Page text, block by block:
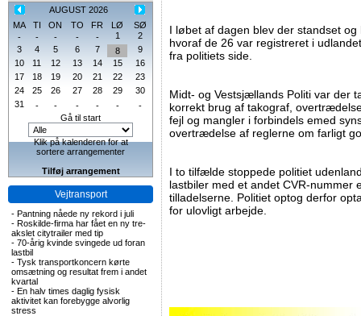
AUGUST 2026
MA
TI ON TO FR LØ
SØ
-
- - - - 1
2
3
4 5 6 7 8
9
10
11 12 13 14 15
16
17
18 19 20 21 22
23
24
25 26 27 28 29
30
31
- - - - -
-
Gå til start
Klik på kalenderen for at
sortere arrangementer
Tilføj arrangement
Vejtransport
- Pantning nåede ny rekord i juli
- Roskilde-firma har fået en ny tre-
akslet citytrailer med tip
- 70-årig kvinde svingede ud foran
lastbil
- Tysk transportkoncern kørte
omsætning og resultat frem i andet
kvartal
- En halv times daglig fysisk
aktivitet kan forebygge alvorlig
stress
I løbet af dagen blev der standset
hvoraf de 26 var registreret i
fra politiets side.
Midt- og Vestsjællands Politi var der
korrekt brug af takograf,
fejl og mangler i forbindels emed
overtrædelse af reglerne om farligt
I to tilfælde stoppede politiet
lastbiler med et andet CVR-nummer
tilladelserne. Politiet optog derfor
for ulovligt arbejde.